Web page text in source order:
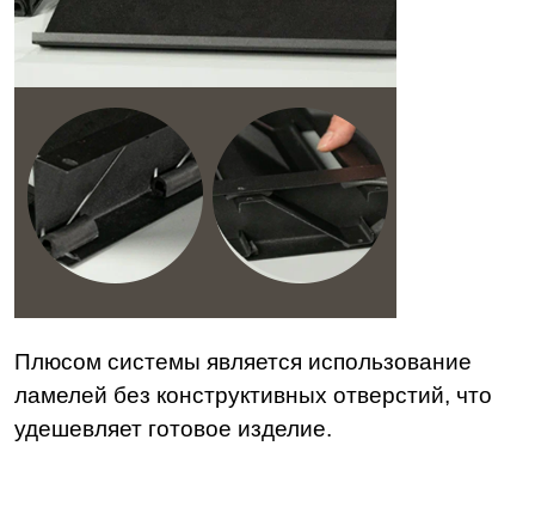
Плюсом системы является использование
ламелей без конструктивных отверстий, что
удешевляет готовое изделие.